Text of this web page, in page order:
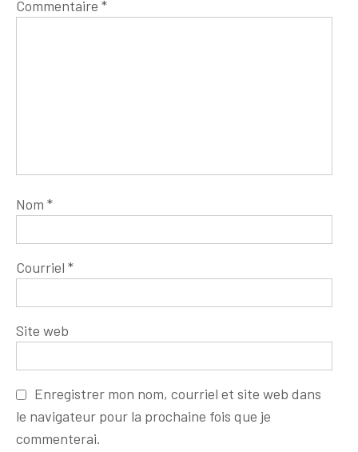
Commentaire *
Nom *
Courriel *
Site web
Enregistrer mon nom, courriel et site web dans
le navigateur pour la prochaine fois que je
commenterai.